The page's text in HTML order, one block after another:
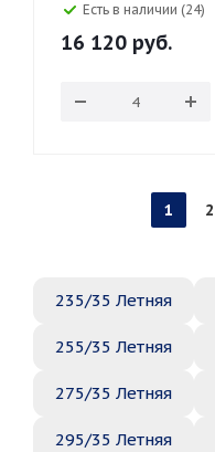
Есть в наличии (24)
16 120 руб.
1 2
235/35 Летняя
255/35 Летняя
275/35 Летняя
295/35 Летняя